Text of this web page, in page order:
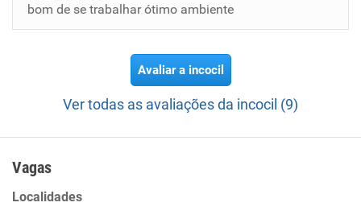
bom de se trabalhar ótimo ambiente
Avaliar a incocil
Ver todas as avaliações da incocil (9)
Vagas
Localidades